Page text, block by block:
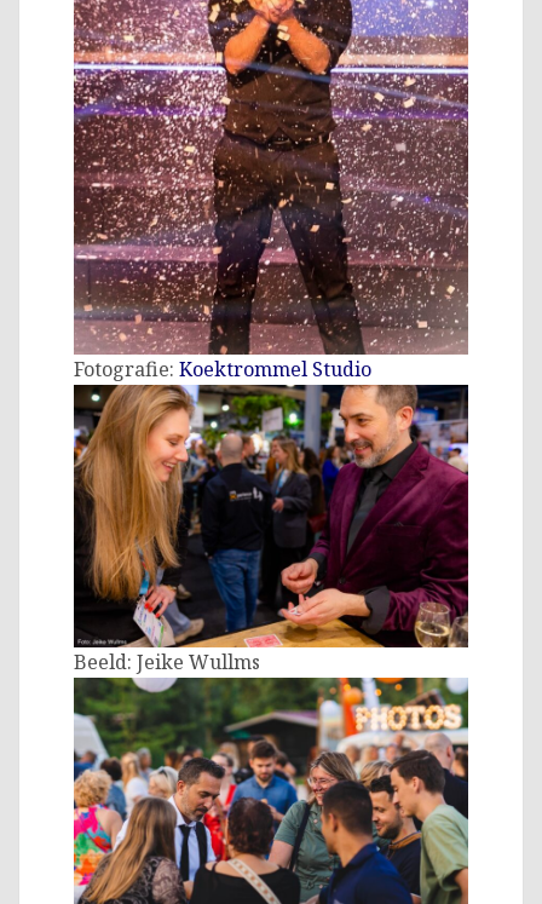
Fotografie: Koektrommel Studio
Beeld: Jeike Wullms